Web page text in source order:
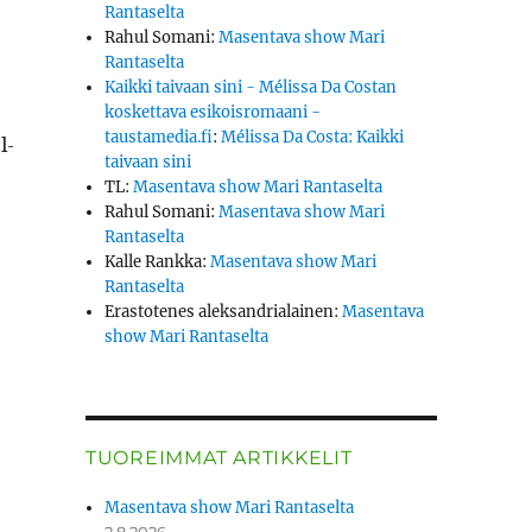
eivät sovi kalli­ille maalle”
Rantaselta
Rahul Somani:Masentava show Mari
Rantaselta
Kaikki taivaan sini - Mélissa Da Costan
koskettava esikoisromaani -
taustamedia.fi:Mélissa Da Costa: Kaikki
taivaan sini
TL:Masentava show Mari Rantaselta
Rahul Somani:Masentava show Mari
Rantaselta
Kalle Rankka:Masentava show Mari
Rantaselta
Erastotenes aleksandrialainen:Masentava
show Mari Rantaselta
TUOREIMMAT ARTIKKELIT
Masentava show Mari Rantaselta